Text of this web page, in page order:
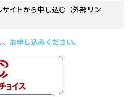
イトから申し込む（外部リン
お申し込みください。